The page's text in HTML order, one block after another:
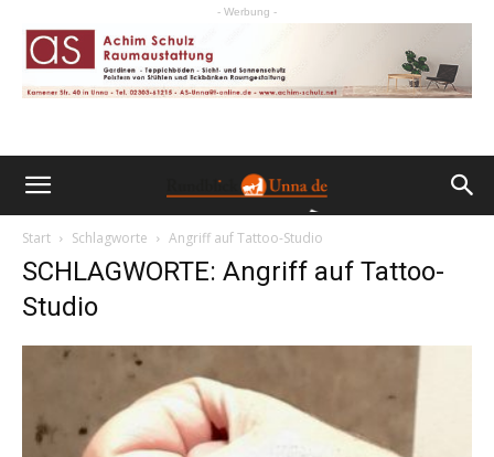
- Werbung -
Start Schlagworte Angriff auf Tattoo-Studio
SCHLAGWORTE: Angriff auf Tattoo-
Studio